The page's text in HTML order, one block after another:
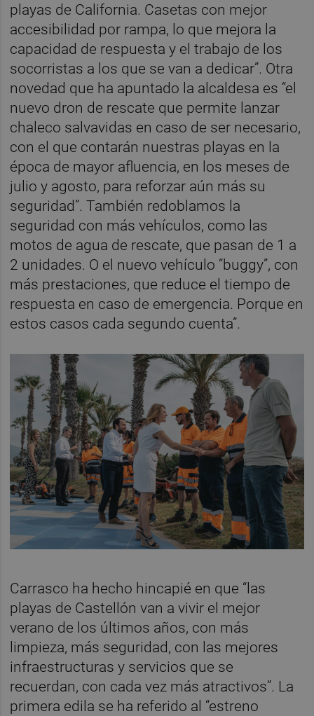
playas de California. Casetas con mejor
accesibilidad por rampa, lo que mejora la
capacidad de respuesta y el trabajo de los
socorristas a los que se van a dedicar”. Otra
novedad que ha apuntado la alcaldesa es “el
nuevo dron de rescate que permite lanzar
chaleco salvavidas en caso de ser necesario,
con el que contarán nuestras playas en la
época de mayor afluencia, en los meses de
julio y agosto, para reforzar aún más su
seguridad”. También redoblamos la
seguridad con más vehículos, como las
motos de agua de rescate, que pasan de 1 a
2 unidades. O el nuevo vehículo “buggy”, con
más prestaciones, que reduce el tiempo de
respuesta en caso de emergencia. Porque en
estos casos cada segundo cuenta”.
Carrasco ha hecho hincapié en que “las
playas de Castellón van a vivir el mejor
verano de los últimos años, con más
limpieza, más seguridad, con las mejores
infraestructuras y servicios que se
recuerdan, con cada vez más atractivos”. La
primera edila se ha referido al “estreno